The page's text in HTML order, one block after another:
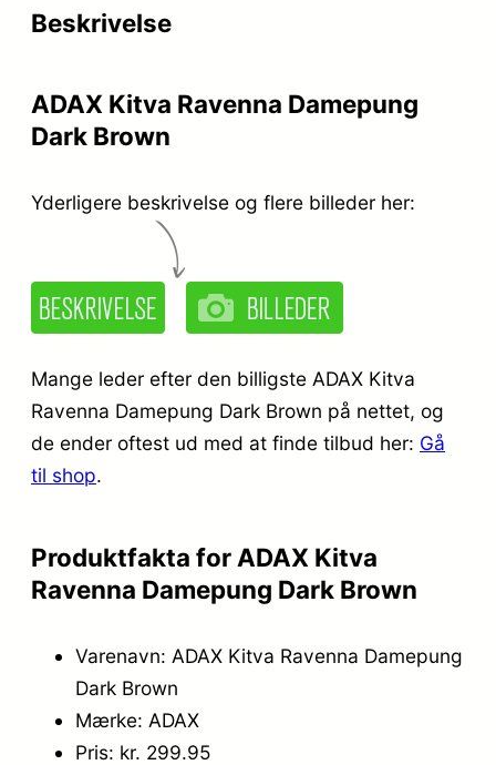
i
v
a
r
k
r
5
,
0
.
k
.
2
9
9
,
9
Beskrivelse
ADAX Kitva Ravenna Damepung
Dark Brown
Yderligere beskrivelse og flere billeder her:
Mange leder efter den billigste ADAX Kitva
Ravenna Damepung Dark Brown på nettet, og
de ender oftest ud med at finde tilbud her: Gå
til shop.
Produktfakta for ADAX Kitva
Ravenna Damepung Dark Brown
Varenavn: ADAX Kitva Ravenna Damepung
Dark Brown
Mærke: ADAX
Pris: kr. 299.95